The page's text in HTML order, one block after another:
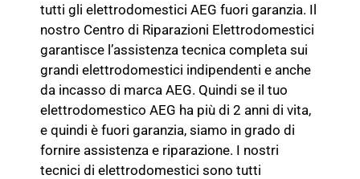
tutti gli elettrodomestici AEG fuori garanzia. Il
nostro Centro di Riparazioni Elettrodomestici
garantisce l’assistenza tecnica completa sui
grandi elettrodomestici indipendenti e anche
da incasso di marca AEG. Quindi se il tuo
elettrodomestico AEG ha più di 2 anni di vita,
e quindi è fuori garanzia, siamo in grado di
fornire assistenza e riparazione. I nostri
tecnici di elettrodomestici sono tutti